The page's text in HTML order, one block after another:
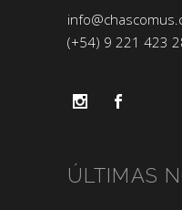
(+54) 9 221 423
ÚLTIMAS